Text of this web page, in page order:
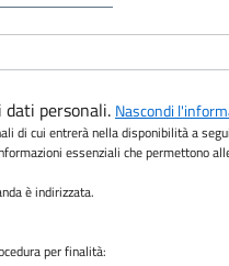
personali. Nascondi
cui entrerà nella disponibilità a
essenziali che permettono
è indirizzata.
per finalità: